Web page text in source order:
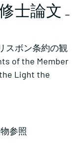
士論文 ₋
スボン条約の観
of the Member
Light the
参照